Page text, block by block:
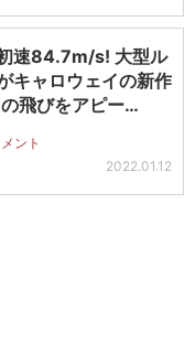
速84.7m/s! 大型ル
キャロウェイの新作
の飛びをアピー…
ント
2022.01.12